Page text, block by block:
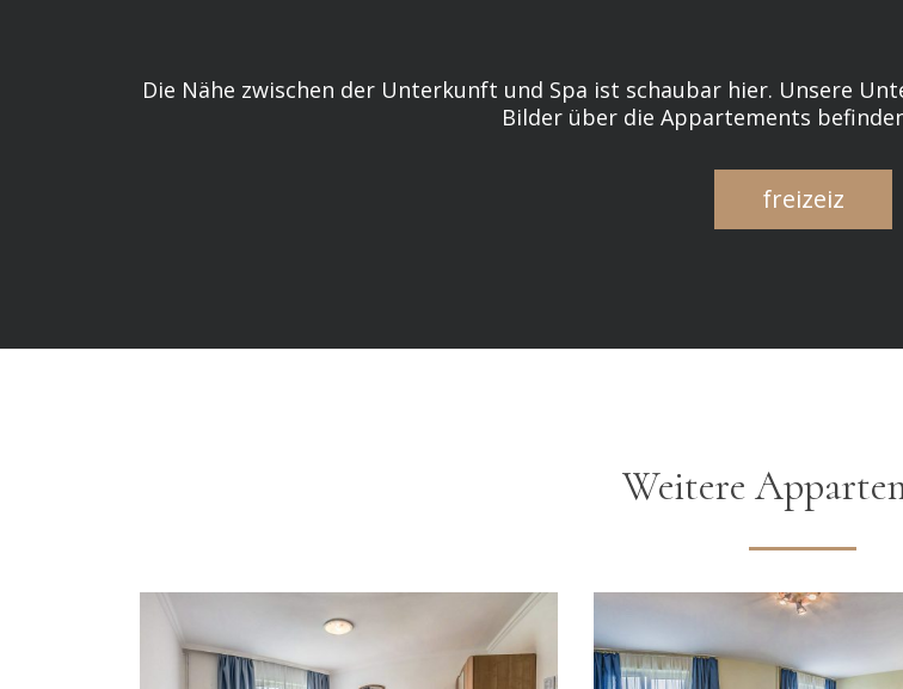
Die Nähe zwischen der Unterkunft und Spa ist schaubar hier. Unsere
Bilder über die Appartements
freizeiz
Weitere